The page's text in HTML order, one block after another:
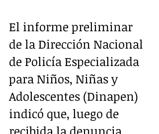
El informe preliminar
de la Dirección Nacional
de Policía Especializada
para Niños, Niñas y
Adolescentes (Dinapen)
indicó que, luego de
recibida la denuncia,